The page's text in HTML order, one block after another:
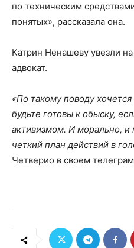
по техническим
понятых», рассказала она.
Катрин Ненашеву увезли
адвокат.
«По такому поводу
будьте готовы к обыску,
активизмом. И морально,
четкий план действий в
Четверио в своем